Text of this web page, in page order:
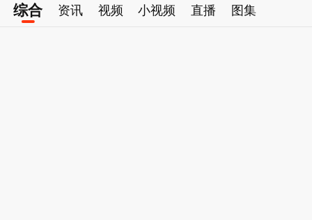
综合 资讯 视频 小视频 直播 图集